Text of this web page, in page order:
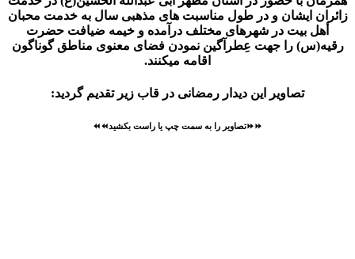
زائران ایشان و در طول مناسبت های مذهبی سال به خدمت محبان
أهل بیت در شهرهای مختلف درآمده و خیمه ضیافت حضرت
رقیه(س) را جهت عِطرآگین نمودن فضای معنوی مناطق گوناگون
اقامه میکنند.
تصاویر این دیدار رمضانی در قاب زیر تقدیم گردید:
⏩⏩تصاویر را به سمت چپ یا راست بکشید⏪⏪